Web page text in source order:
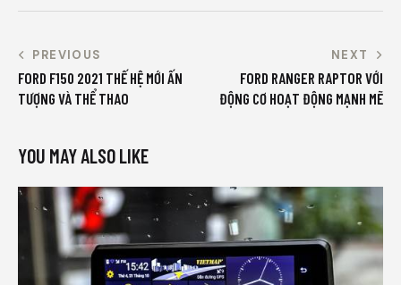
PREVIOUS
FORD F150 2021 THẾ HỆ MỚI ẤN
TƯỢNG VÀ THỂ THAO
NEXT
FORD RANGER RAPTOR VỚI
ĐỘNG CƠ HOẠT ĐỘNG MẠNH MẼ
YOU MAY ALSO LIKE